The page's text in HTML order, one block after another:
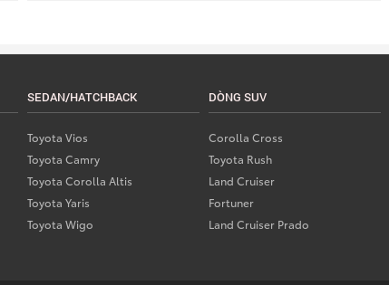
SEDAN/HATCHBACK
Toyota Vios
Toyota Camry
Toyota Corolla Altis
Toyota Yaris
Toyota Wigo
DÒNG SUV
Corolla Cross
Toyota Rush
Land Cruiser
Fortuner
Land Cruiser Prado